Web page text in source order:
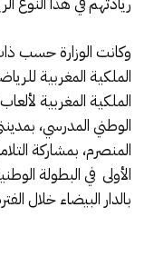
وكانت الوزارة حسب
الملكية المغربية
الملكية المغربية
الوطني المدرسي،
المنصرم، بمشاركة
الأولى في البطولة
بالدار البيضاء خلال الفترة